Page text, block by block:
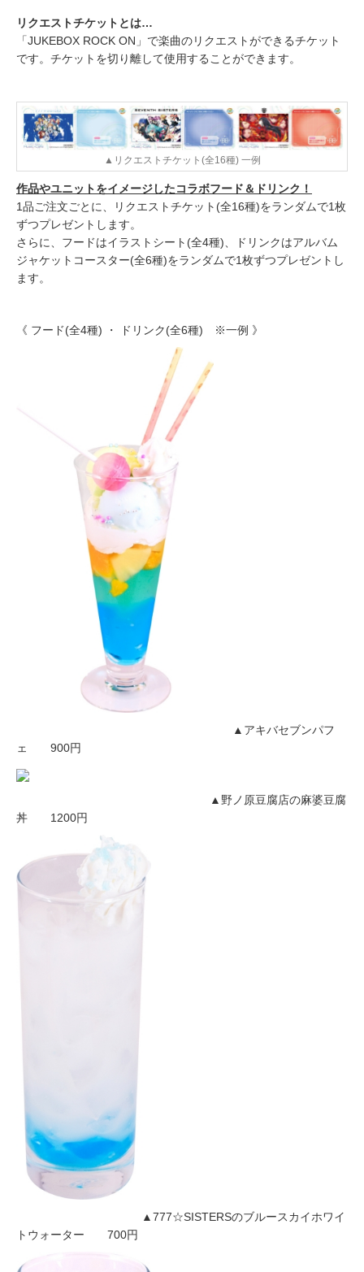
リクエストチケットとは…
「JUKEBOX ROCK ON」で楽曲のリクエストができるチケット
です。チケットを切り離して使用することができます。
▲リクエストチケット(全16種) 一例
作品やユニットをイメージしたコラボフード＆ドリンク ！
1品ご注文ごとに、リクエストチケット(全16種)をランダムで1枚
ずつプレゼントします。
さらに、フードはイラストシート(全4種)、ドリンクはアルバム
ジャケットコースター(全6種)をランダムで1枚ずつプレゼントし
ます。
《 フード(全4種) ・ ドリンク(全6種) ※一例 》
▲アキバセブンパフ
ェ 900円
▲野ノ原豆腐店の麻婆豆腐
丼 1200円
▲777☆SISTERSのブルースカイホワイ
トウォーター 700円